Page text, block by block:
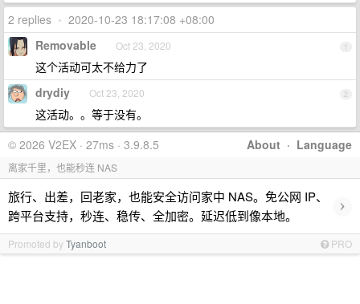
2 replies • 2020-10-23 18:17:08 +08:00
1
Removable Oct 23, 2020
这个活动可太不给力了
2
drydiy Oct 23, 2020
这活动。。等于没有。
About · Language
© 2026 V2EX · 27ms · 3.9.8.5
离家千里，也能秒连 NAS
旅行、出差，回老家，也能安全访问家中 NAS。免公网 IP、
跨平台支持，秒连、稳传、全加密。延迟低到像本地。
›
Promoted byTyanboot PRO